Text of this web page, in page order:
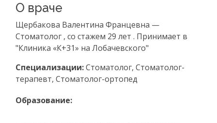
О враче
Щербакова Валентина Францевна —
Стоматолог , со стажем 29 лет . Принимает в
"Клиника «К+31» на Лобачевского"
Специализации:Стоматолог, Стоматолог-
терапевт, Стоматолог-ортопед
Образование: